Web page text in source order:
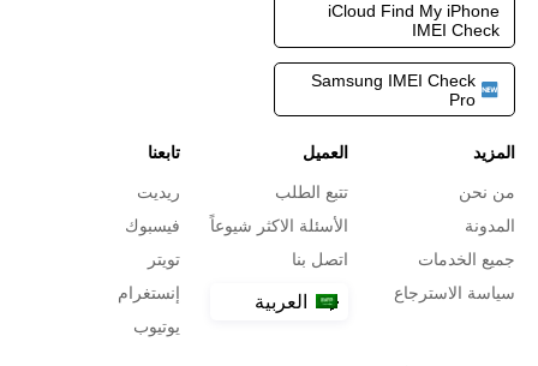
iCloud Find My iPhone
IMEI Check
Samsung IMEI Check
Pro
المزيد
من نحن
المدونة
جميع الخدمات
سياسة الاسترجاع
العميل
تتبع الطلب
الأسئلة الاكثر شيوعاً
اتصل بنا
العربية
تابعنا
ريديت
فيسبوك
تويتر
إنستغرام
يوتيوب